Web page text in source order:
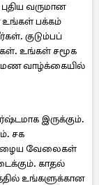
வருமான
உங்கள் பக்கம்
குடும்பப்
உங்கள் சமூக
வாழ்க்கையில்
இருக்கும்.
சக
பழைய வேலைகள்
காதல்
உங்களுக்கான